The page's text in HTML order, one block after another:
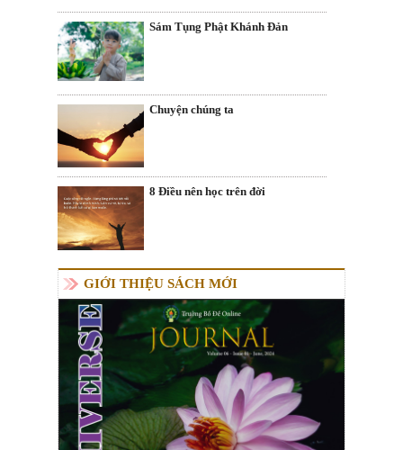
Sám Tụng Phật Khánh Đản
Chuyện chúng ta
8 Điều nên học trên đời
GIỚI THIỆU SÁCH MỚI